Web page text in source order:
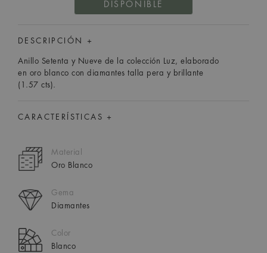
DISPONIBLE
DESCRIPCIÓN +
Anillo Setenta y Nueve de la colección Luz, elaborado
en oro blanco con diamantes talla pera y brillante
(1.57 cts).
CARACTERÍSTICAS +
Material
Oro Blanco
Gema
Diamantes
Color
Blanco